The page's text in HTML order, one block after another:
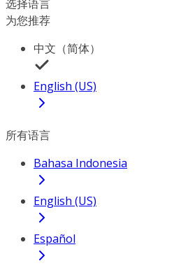
选择语言
为您推荐
中文（简体）
English (US)
所有语言
Bahasa Indonesia
English (US)
Español